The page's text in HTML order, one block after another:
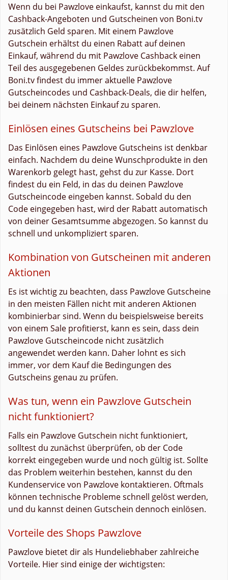
Wenn du bei Pawzlove einkaufst, kannst du mit den
Cashback-Angeboten und Gutscheinen von Boni.tv
zusätzlich Geld sparen. Mit einem Pawzlove
Gutschein erhältst du einen Rabatt auf deinen
Einkauf, während du mit Pawzlove Cashback einen
Teil des ausgegebenen Geldes zurückbekommst. Auf
Boni.tv findest du immer aktuelle Pawzlove
Gutscheincodes und Cashback-Deals, die dir helfen,
bei deinem nächsten Einkauf zu sparen.
Einlösen eines Gutscheins bei Pawzlove
Das Einlösen eines Pawzlove Gutscheins ist denkbar
einfach. Nachdem du deine Wunschprodukte in den
Warenkorb gelegt hast, gehst du zur Kasse. Dort
findest du ein Feld, in das du deinen Pawzlove
Gutscheincode eingeben kannst. Sobald du den
Code eingegeben hast, wird der Rabatt automatisch
von deiner Gesamtsumme abgezogen. So kannst du
schnell und unkompliziert sparen.
Kombination von Gutscheinen mit anderen
Aktionen
Es ist wichtig zu beachten, dass Pawzlove Gutscheine
in den meisten Fällen nicht mit anderen Aktionen
kombinierbar sind. Wenn du beispielsweise bereits
von einem Sale profitierst, kann es sein, dass dein
Pawzlove Gutscheincode nicht zusätzlich
angewendet werden kann. Daher lohnt es sich
immer, vor dem Kauf die Bedingungen des
Gutscheins genau zu prüfen.
Was tun, wenn ein Pawzlove Gutschein
nicht funktioniert?
Falls ein Pawzlove Gutschein nicht funktioniert,
solltest du zunächst überprüfen, ob der Code
korrekt eingegeben wurde und noch gültig ist. Sollte
das Problem weiterhin bestehen, kannst du den
Kundenservice von Pawzlove kontaktieren. Oftmals
können technische Probleme schnell gelöst werden,
und du kannst deinen Gutschein dennoch einlösen.
Vorteile des Shops Pawzlove
Pawzlove bietet dir als Hundeliebhaber zahlreiche
Vorteile. Hier sind einige der wichtigsten: